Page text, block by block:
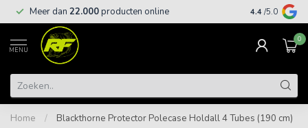
Meer dan 22.000producten online Gratis
4.4 /5.0
MENU
0
Home / Blackthorne Protector Polecase Holdall 4 Tubes (190 cm)